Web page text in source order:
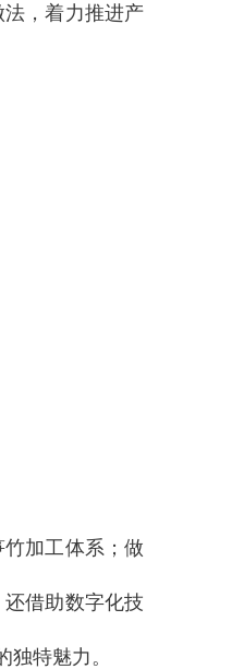
，着力推进产
加工体系；做
借助数字化技
特魅力。